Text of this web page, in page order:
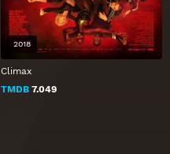
Climax
TMDB 7.049
2018